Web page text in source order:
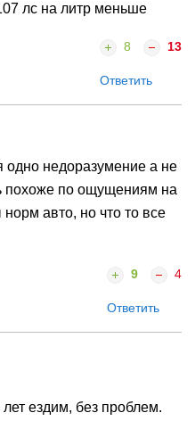
лс на литр меньше
8 13
Ответить
одно недоразумение а не
похоже по ощущениям на
авто, но что то все
9 4
Ответить
ездим, без проблем.